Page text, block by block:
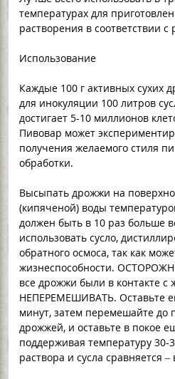
температурах для
растворения в соответствии
Использование
Каждые 100 г активных сухих
для инокуляции 100 литров
достигает 5-10 миллионов
Пивовар может
получения желаемого стиля
обработки.
Высыпать дрожжи на
(кипяченой) воды
должен быть в 10 раз больше
использовать сусло,
обратного осмоса, так как
жизнеспособности.
все дрожжи были в контакте с
НЕПЕРЕМЕШИВАТЬ. Оставьте
минут, затем перемешайте до
дрожжей, и оставьте в покое
поддерживая температуру 30-
раствора и сусла сравняется